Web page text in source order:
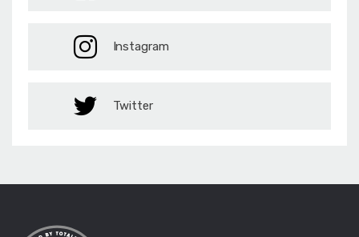
Instagram
Twitter